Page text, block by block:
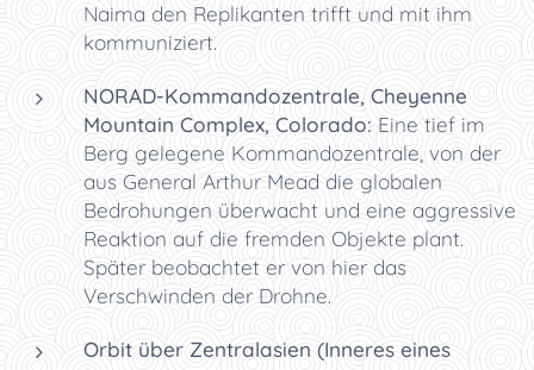
Naima den Replikanten trifft und mit ihm
kommuniziert.
NORAD-Kommandozentrale, Cheyenne
Mountain Complex, Colorado: Eine tief im
Berg gelegene Kommandozentrale, von der
aus General Arthur Mead die globalen
Bedrohungen überwacht und eine aggressive
Reaktion auf die fremden Objekte plant.
Später beobachtet er von hier das
Verschwinden der Drohne.
Orbit über Zentralasien (Inneres eines